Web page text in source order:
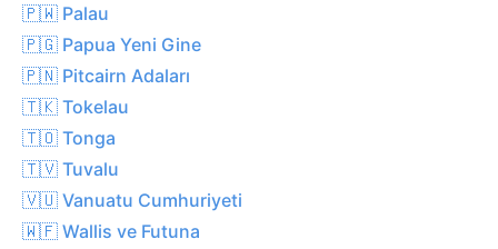
🇵🇼 Palau
🇵🇬 Papua Yeni Gine
🇵🇳 Pitcairn Adaları
🇹🇰 Tokelau
🇹🇴 Tonga
🇹🇻 Tuvalu
🇻🇺 Vanuatu Cumhuriyeti
🇼🇫 Wallis ve Futuna